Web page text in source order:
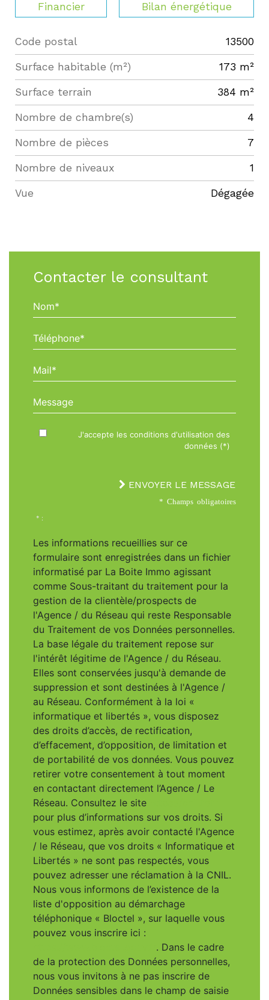
Financier Bilan énergétique
Label Value
Code postal 13500
Surface habitable (m²) 173 m²
surface terrain 384 m²
Nombre de chambre(s) 4
Nombre de pièces 7
Nombre de niveaux 1
Vue Dégagée
Contacter le consultant
Nom*
Téléphone*
Mail*
Message
J'accepte les conditions d'utilisation des
données (*)
ENVOYER LE MESSAGE
* Champs obligatoires
* :
Les informations recueillies sur ce
formulaire sont enregistrées dans un fichier
informatisé par La Boite Immo agissant
comme Sous-traitant du traitement pour la
gestion de la clientèle/prospects de
l'Agence / du Réseau qui reste Responsable
du Traitement de vos Données personnelles.
La base légale du traitement repose sur
l'intérêt légitime de l'Agence / du Réseau.
Elles sont conservées jusqu'à demande de
suppression et sont destinées à l'Agence /
au Réseau. Conformément à la loi «
informatique et libertés », vous disposez
des droits d’accès, de rectification,
d’effacement, d’opposition, de limitation et
de portabilité de vos données. Vous pouvez
retirer votre consentement à tout moment
en contactant directement l’Agence / Le
Réseau. Consultez le site
pour plus d’informations sur vos droits. Si
vous estimez, après avoir contacté l'Agence
/ le Réseau, que vos droits « Informatique et
Libertés » ne sont pas respectés, vous
pouvez adresser une réclamation à la CNIL.
Nous vous informons de l’existence de la
liste d'opposition au démarchage
téléphonique « Bloctel », sur laquelle vous
pouvez vous inscrire ici :
. Dans le cadre
de la protection des Données personnelles,
nous vous invitons à ne pas inscrire de
Données sensibles dans le champ de saisie